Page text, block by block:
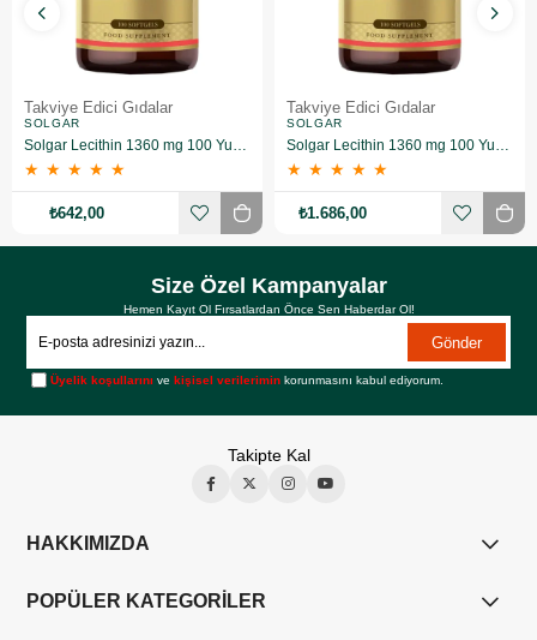
Takviye Edici Gıdalar
SOLGAR
Solgar Lecithin 1360 mg 100 Yumuşak Jelatin Kapsül
★ ★ ★ ★ ★
₺642,00
Takviye Edici Gıdalar
SOLGAR
Solgar Lecithin 1360 mg 100 Yumuşak Jelatin Kapsül 3 Adet
★ ★ ★ ★ ★
₺1.686,00
Size Özel Kampanyalar
Hemen Kayıt Ol Fırsatlardan Önce Sen Haberdar Ol!
Gönder
Üyelik koşullarını vekişisel verilerimin korunmasını kabul ediyorum.
Takipte Kal
HAKKIMIZDA
POPÜLER KATEGORİLER